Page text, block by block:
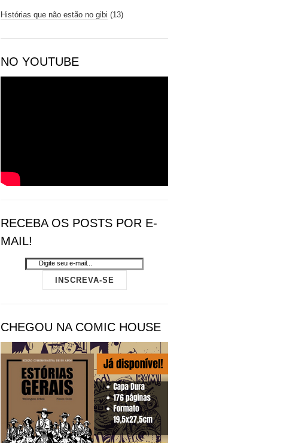
Histórias que não estão no gibi (13)
NO YOUTUBE
RECEBA OS POSTS POR E-
MAIL!
CHEGOU NA COMIC HOUSE